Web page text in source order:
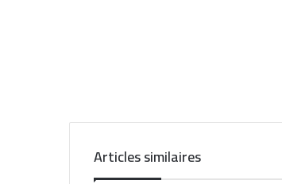
Articles similaires